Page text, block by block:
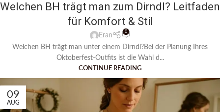
Welchen BH trägt man zum Dirndl? Leitfaden
für Komfort & Stil
Eran
0
Welchen BH trägt man unter einem Dirndl?Bei der Planung Ihres
Oktoberfest-Outfits ist die Wahl d...
CONTINUE READING
09
AUG